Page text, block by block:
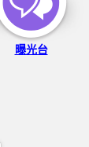
曝光台